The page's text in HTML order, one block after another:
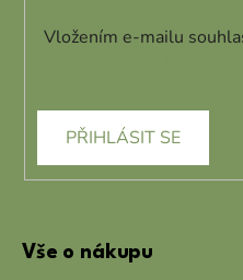
Vložením e-mailu
PŘIHLÁSIT SE
Vše o nákupu